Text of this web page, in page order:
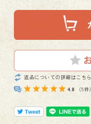
返品についての詳細はこちら
4.8
(5件)